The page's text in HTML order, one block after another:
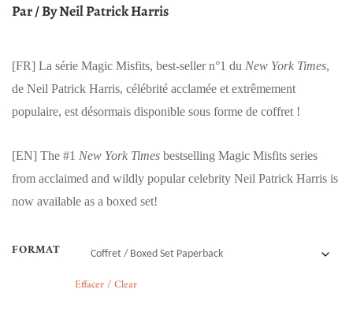
Par / By Neil Patrick Harris
[FR] La série Magic Misfits, best-seller n°1 du New York Times,
de Neil Patrick Harris, célébrité acclamée et extrêmement
populaire, est désormais disponible sous forme de coffret !
[EN] The #1 New York Times bestselling Magic Misfits series
from acclaimed and wildly popular celebrity Neil Patrick Harris is
now available as a boxed set!
FORMAT
Effacer / Clear